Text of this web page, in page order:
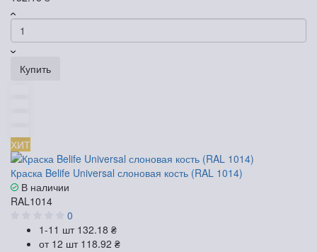
Купить
ХИТ
Краска Belife Universal слоновая кость (RAL 1014)
В наличии
RAL1014
0
1-11 шт 132.18 ₴
от 12 шт 118.92 ₴